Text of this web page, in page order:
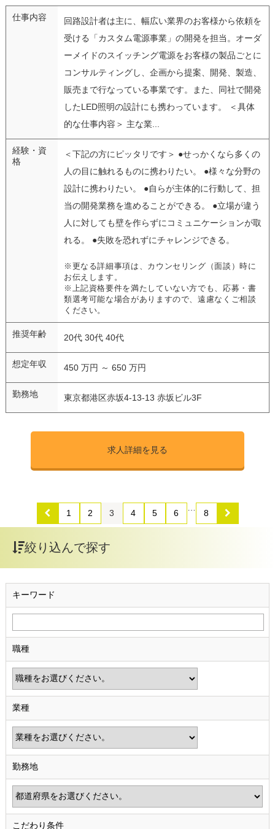
仕事内容
回路設計者は主に、幅広い業界のお客様から依頼を
受ける「カスタム電源事業」の開発を担当。オーダ
ーメイドのスイッチング電源をお客様の製品ごとに
コンサルティングし、企画から提案、開発、製造、
販売まで行なっている事業です。また、同社で開発
したLED照明の設計にも携わっています。 ＜具体
的な仕事内容＞ 主な業...
経験・資
格
＜下記の方にピッタリです＞ ●せっかくなら多くの
人の目に触れるものに携わりたい。 ●様々な分野の
設計に携わりたい。 ●自らが主体的に行動して、担
当の開発業務を進めることができる。 ●立場が違う
人に対しても壁を作らずにコミュニケーションが取
れる。 ●失敗を恐れずにチャレンジできる。
※更なる詳細事項は、カウンセリング（面談）時に
お伝えします。
※上記資格要件を満たしていない方でも、応募・書
類選考可能な場合がありますので、遠慮なくご相談
ください。
推奨年齢 20代 30代 40代
想定年収 450 万円 ～ 650 万円
勤務地 東京都港区赤坂4-13-13 赤坂ビル3F
求人詳細を見る
1 2 3 4 5 6 8
絞り込んで探す
キーワード
職種
業種
勤務地
こだわり条件